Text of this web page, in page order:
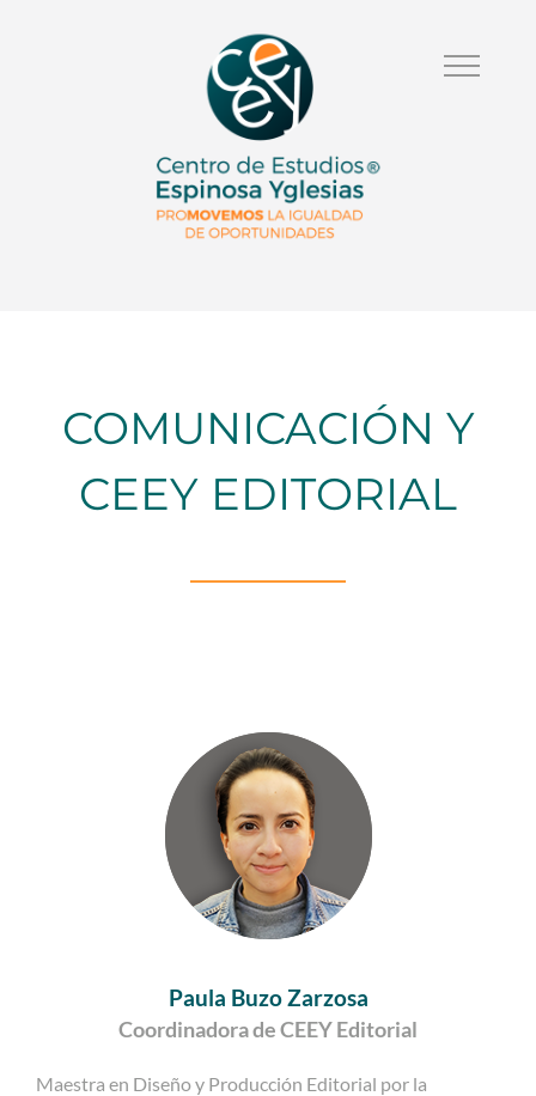
COMUNICACIÓN Y
CEEY EDITORIAL
Paula Buzo Zarzosa
Coordinadora de CEEY Editorial
Maestra en Diseño y Producción Editorial por la